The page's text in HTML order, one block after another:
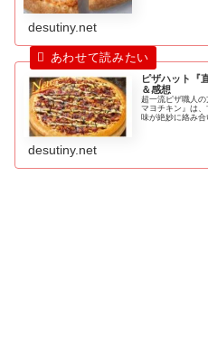
desutiny.net
ピザハット『
＆感想
超一流ピザ職人
マヨチキン』は
味が絶妙に絡み
desutiny.net